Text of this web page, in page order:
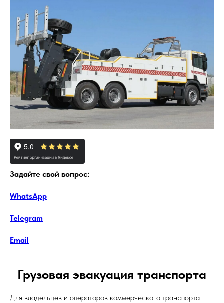
Задайте свой вопрос:
WhatsApp
Telegram
Email
Грузовая эвакуация транспорта
Для владельцев и операторов коммерческого транспорта